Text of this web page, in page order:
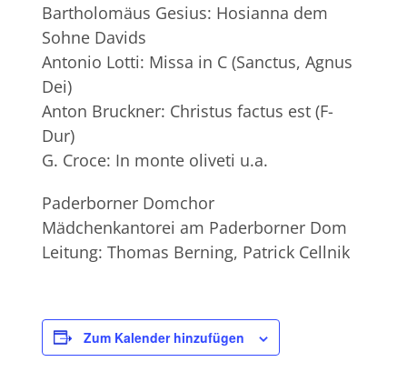
Bartholomäus Gesius: Hosianna dem
Sohne Davids
Antonio Lotti: Missa in C (Sanctus, Agnus
Dei)
Anton Bruckner: Christus factus est (F-
Dur)
G. Croce: In monte oliveti u.a.
Paderborner Domchor
Mädchenkantorei am Paderborner Dom
Leitung: Thomas Berning, Patrick Cellnik
Zum Kalender hinzufügen